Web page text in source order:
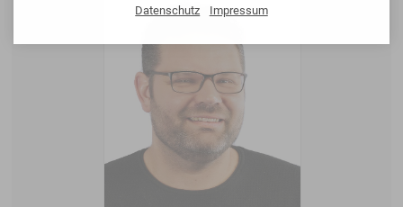
Datenschutz Impressum